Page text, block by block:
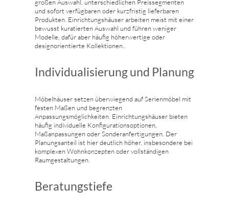
großen Auswahl, unterschiedlichen Preissegmenten
und sofort verfügbaren oder kurzfristig lieferbaren
Produkten. Einrichtungshäuser arbeiten meist mit einer
bewusst kuratierten Auswahl und führen weniger
Modelle, dafür aber häufig höherwertige oder
designorientierte Kollektionen..
Individualisierung und Planung
Möbelhäuser setzen überwiegend auf Serienmöbel mit
festen Maßen und begrenzten
Anpassungsmöglichkeiten. Einrichtungshäuser bieten
häufig individuelle Konfigurationsoptionen,
Maßanpassungen oder Sonderanfertigungen. Der
Planungsanteil ist hier deutlich höher, insbesondere bei
komplexen Wohnkonzepten oder vollständigen
Raumgestaltungen.
Beratungstiefe